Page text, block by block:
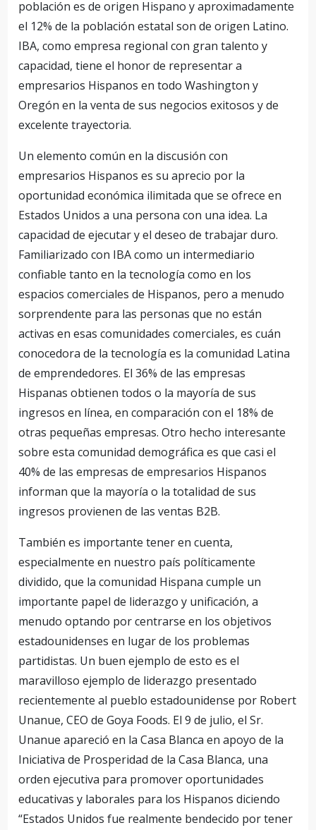
población es de origen Hispano y aproximadamente
el 12% de la población estatal son de origen Latino.
IBA, como empresa regional con gran talento y
capacidad, tiene el honor de representar a
empresarios Hispanos en todo Washington y
Oregón en la venta de sus negocios exitosos y de
excelente trayectoria.
Un elemento común en la discusión con
empresarios Hispanos es su aprecio por la
oportunidad económica ilimitada que se ofrece en
Estados Unidos a una persona con una idea. La
capacidad de ejecutar y el deseo de trabajar duro.
Familiarizado con IBA como un intermediario
confiable tanto en la tecnología como en los
espacios comerciales de Hispanos, pero a menudo
sorprendente para las personas que no están
activas en esas comunidades comerciales, es cuán
conocedora de la tecnología es la comunidad Latina
de emprendedores. El 36% de las empresas
Hispanas obtienen todos o la mayoría de sus
ingresos en línea, en comparación con el 18% de
otras pequeñas empresas. Otro hecho interesante
sobre esta comunidad demográfica es que casi el
40% de las empresas de empresarios Hispanos
informan que la mayoría o la totalidad de sus
ingresos provienen de las ventas B2B.
También es importante tener en cuenta,
especialmente en nuestro país políticamente
dividido, que la comunidad Hispana cumple un
importante papel de liderazgo y unificación, a
menudo optando por centrarse en los objetivos
estadounidenses en lugar de los problemas
partidistas. Un buen ejemplo de esto es el
maravilloso ejemplo de liderazgo presentado
recientemente al pueblo estadounidense por Robert
Unanue, CEO de Goya Foods. El 9 de julio, el Sr.
Unanue apareció en la Casa Blanca en apoyo de la
Iniciativa de Prosperidad de la Casa Blanca, una
orden ejecutiva para promover oportunidades
educativas y laborales para los Hispanos diciendo
“Estados Unidos fue realmente bendecido por tener